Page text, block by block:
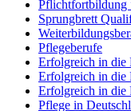
Pflichtfortbildung
Sprungbrett
Pflegeberufe
Erfolgreich in die
Erfolgreich in die
Erfolgreich in die
Pflege in